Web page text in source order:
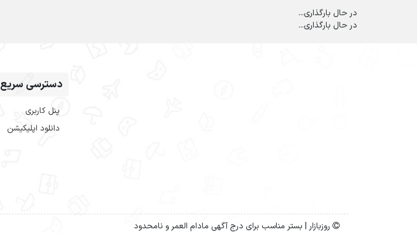
در حال بارگذاری...
در حال بارگذاری...
دسترسی سریع
پنل کاربری
دانلود اپلیکیشن
روزبازار | بستر مناسب برای درج آگهی مادام العمر و نامحدود